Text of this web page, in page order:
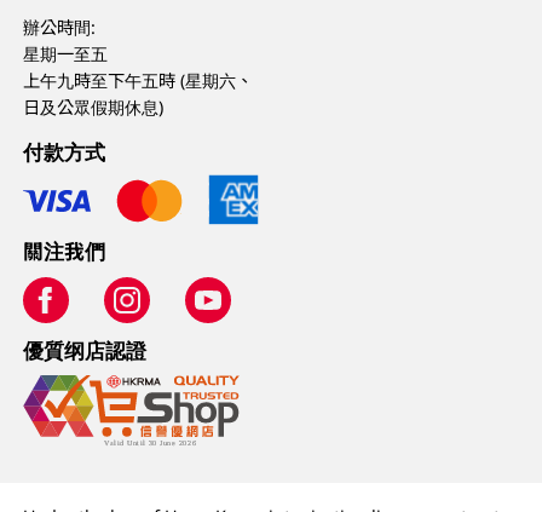
辦公時間:
星期一至五
上午九時至下午五時 (星期六、
日及公眾假期休息)
付款方式
關注我們
優質纲店認證